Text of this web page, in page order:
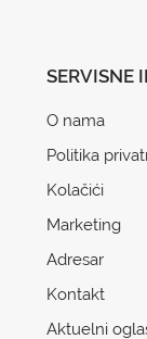
SERVISNE
O nama
Politika
Kolačići
Marketing
Adresar
Kontakt
Aktuelni